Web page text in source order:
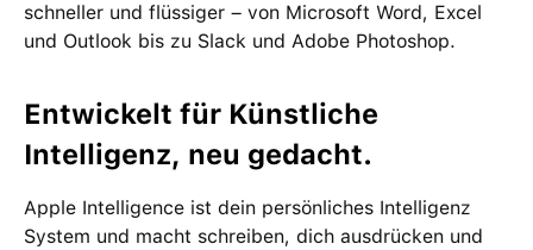
schneller und flüssiger – von Microsoft Word, Excel
und Outlook bis zu Slack und Adobe Photoshop.
Entwickelt für Künstliche
Intelligenz, neu gedacht.
Apple Intelligence ist dein per­sön­liches Intelligenz
System und macht schreiben, dich ausdrücken und